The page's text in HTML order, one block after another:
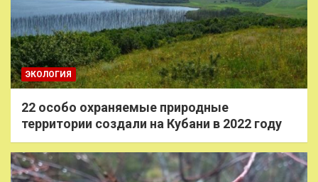
ЭКОЛОГИЯ
22 особо охраняемые природные
территории создали на Кубани в 2022 году